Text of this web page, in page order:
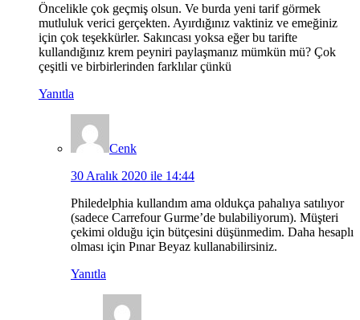
Öncelikle çok geçmiş olsun. Ve burda yeni tarif görmek
mutluluk verici gerçekten. Ayırdığınız vaktiniz ve emeğiniz
için çok teşekkürler. Sakıncası yoksa eğer bu tarifte
kullandığınız krem peyniri paylaşmanız mümkün mü? Çok
çeşitli ve birbirlerinden farklılar çünkü
Yanıtla
Cenk
30 Aralık 2020 ile 14:44
Philedelphia kullandım ama oldukça pahalıya satılıyor
(sadece Carrefour Gurme’de bulabiliyorum). Müşteri
çekimi olduğu için bütçesini düşünmedim. Daha hesaplı
olması için Pınar Beyaz kullanabilirsiniz.
Yanıtla